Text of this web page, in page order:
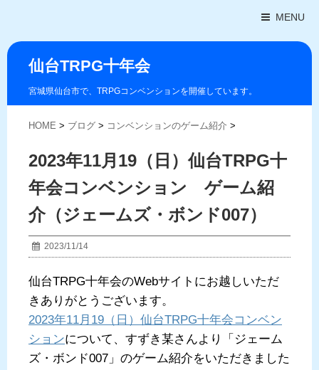
MENU
仙台TRPG十年会
宮城県仙台市で、TRPGコンベンションを開催しています。
HOME > ブログ > コンベンションのゲーム紹介 >
2023年11月19（日）仙台TRPG十
年会コンベンション ゲーム紹
介（ジェームズ・ボンド007）
2023/11/14
仙台TRPG十年会のWebサイトにお越しいただ
きありがとうございます。
2023年11月19（日）仙台TRPG十年会コンベン
ションについて、すずき某さんより「ジェーム
ズ・ボンド007」のゲーム紹介をいただきました